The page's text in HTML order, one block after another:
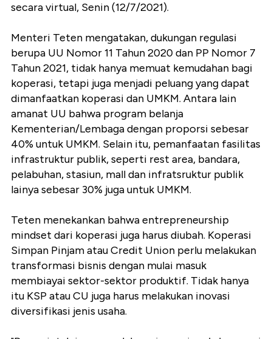
secara virtual, Senin (12/7/2021).
Menteri Teten mengatakan, dukungan regulasi
berupa UU Nomor 11 Tahun 2020 dan PP Nomor 7
Tahun 2021, tidak hanya memuat kemudahan bagi
koperasi, tetapi juga menjadi peluang yang dapat
dimanfaatkan koperasi dan UMKM. Antara lain
amanat UU bahwa program belanja
Kementerian/Lembaga dengan proporsi sebesar
40% untuk UMKM. Selain itu, pemanfaatan fasilitas
infrastruktur publik, seperti rest area, bandara,
pelabuhan, stasiun, mall dan infratsruktur publik
lainya sebesar 30% juga untuk UMKM.
Teten menekankan bahwa entrepreneurship
mindset dari koperasi juga harus diubah. Koperasi
Simpan Pinjam atau Credit Union perlu melakukan
transformasi bisnis dengan mulai masuk
membiayai sektor-sektor produktif. Tidak hanya
itu KSP atau CU juga harus melakukan inovasi
diversifikasi jenis usaha.